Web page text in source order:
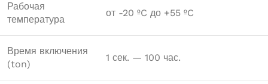
Рабочая
температура
от -20 ºC до +55 ºC
Время включения
(ton)
1 сек. — 100 час.